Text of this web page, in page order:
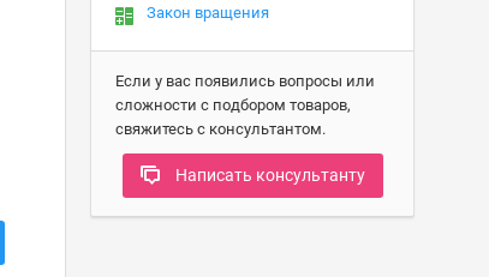
Закон вращения
Если у вас появились вопросы или
сложности с подбором товаров,
свяжитесь с консультантом.
Написать консультанту